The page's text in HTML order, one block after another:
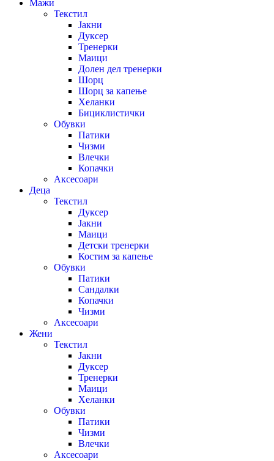
Мажи
Текстил
Јакни
Дуксер
Тренерки
Маици
Долен дел тренерки
Шорц
Шорц за капење
Хеланки
Бициклистички
Обувки
Патики
Чизми
Влечки
Копачки
Аксесоари
Деца
Текстил
Дуксер
Јакни
Маици
Детски тренерки
Костим за капење
Обувки
Патики
Сандалки
Копачки
Чизми
Аксесоари
Жени
Текстил
Јакни
Дуксер
Тренерки
Маици
Хеланки
Обувки
Патики
Чизми
Влечки
Аксесоари